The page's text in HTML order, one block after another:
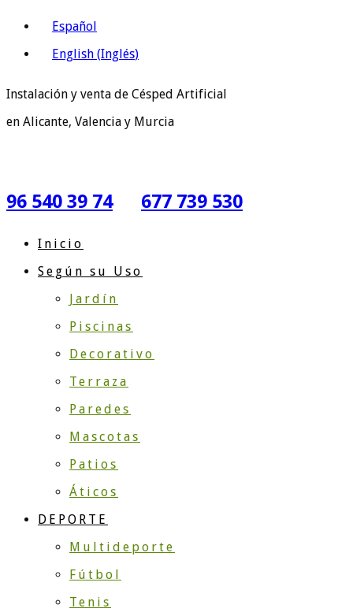
Español
English (Inglés)
Instalación y venta de Césped Artificial
en Alicante, Valencia y Murcia
96 540 39 74 677 739 530
Inicio
Según su Uso
Jardín
Piscinas
Decorativo
Terraza
Paredes
Mascotas
Patios
Áticos
DEPORTE
Multideporte
Fútbol
Tenis